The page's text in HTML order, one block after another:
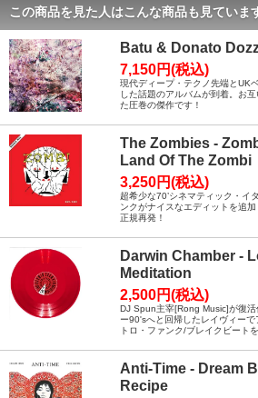
この商品を見た人はこんな商品も見ていま
Batu & Donato
7,150円(税込)
現代ディープ・テクノ先端とUK
した話題のアルバムが到着。お
た圧巻の傑作です！
The Zombies -
Land Of The Zombi
3,250円(税込)
超希少な70’シネマティック・イ
ンクがナイスなエディットを追
正規再発！
Darwin Chamber -
Meditation
2,500円(税込)
DJ Spun主宰[Rong Music]が復活
ー90'sへと回帰したレイヴィーで
トロ・ファンク/ブレイクビート
Anti-Time - Dream
Recipe